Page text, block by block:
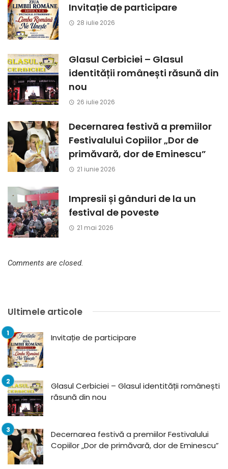
Invitație de participare
28 iulie 2026
Glasul Cerbiciei – Glasul
identității românești răsună din
nou
26 iulie 2026
Decernarea festivă a premiilor
Festivalului Copiilor „Dor de
primăvară, dor de Eminescu”
21 iunie 2026
Impresii și gânduri de la un
festival de poveste
21 mai 2026
Comments are closed.
Ultimele articole
Invitație de participare
Glasul Cerbiciei – Glasul identității românești
răsună din nou
Decernarea festivă a premiilor Festivalului
Copiilor „Dor de primăvară, dor de Eminescu”